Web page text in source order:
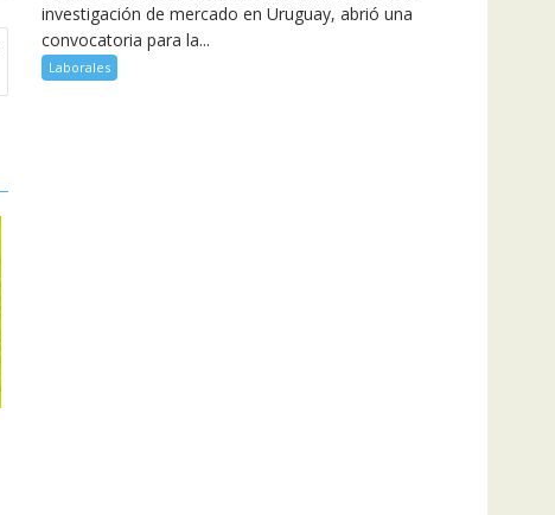
investigación de mercado en Uruguay, abrió una
convocatoria para la...
Laborales